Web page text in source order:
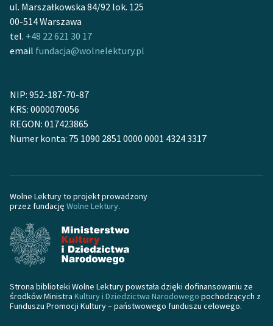
O projekcie
Zespół
Wolnych Lektur
Materiały promocyjne
Regulamin biblioteki
Dane fundacji i
sprawozdania finansowe
Regulamin darowizn
wrażliwych
ul. Marszałkowska 84/92 lok. 125
00-514 Warszawa
tel. +48 22 621 30 17
email fundacja@wolnelektury.pl
NIP: 952-187-70-87
KRS: 0000070056
REGON: 017423865
Numer konta: 75 1090 2851 0000 0001 4324 3317
Wolne Lektury to projekt prowadzony
przez fundację Wolne Lektury.
Strona biblioteki Wolne Lektury powstała dzięki dofinansowaniu ze
środków Ministra Kultury i Dziedzictwa Narodowego pochodzących z
Funduszu Promocji Kultury – państwowego funduszu celowego.